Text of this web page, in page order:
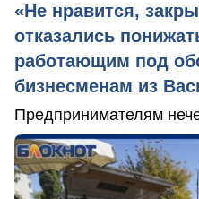
«Не нравится,
отказались
работающим под
бизнесменам из
Предпринимателям